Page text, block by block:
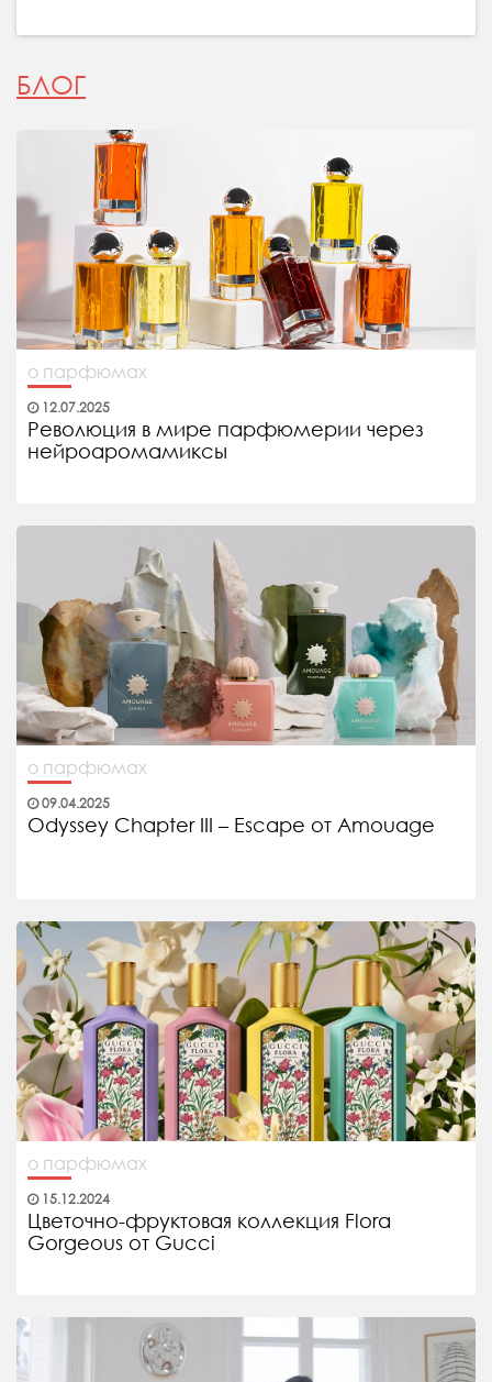
БЛОГ
о парфюмах
12.07.2025
Революция в мире парфюмерии через
нейроаромамиксы
о парфюмах
09.04.2025
Odyssey Chapter III – Escape от Amouage
о парфюмах
15.12.2024
Цветочно-фруктовая коллекция Flora
Gorgeous от Gucci